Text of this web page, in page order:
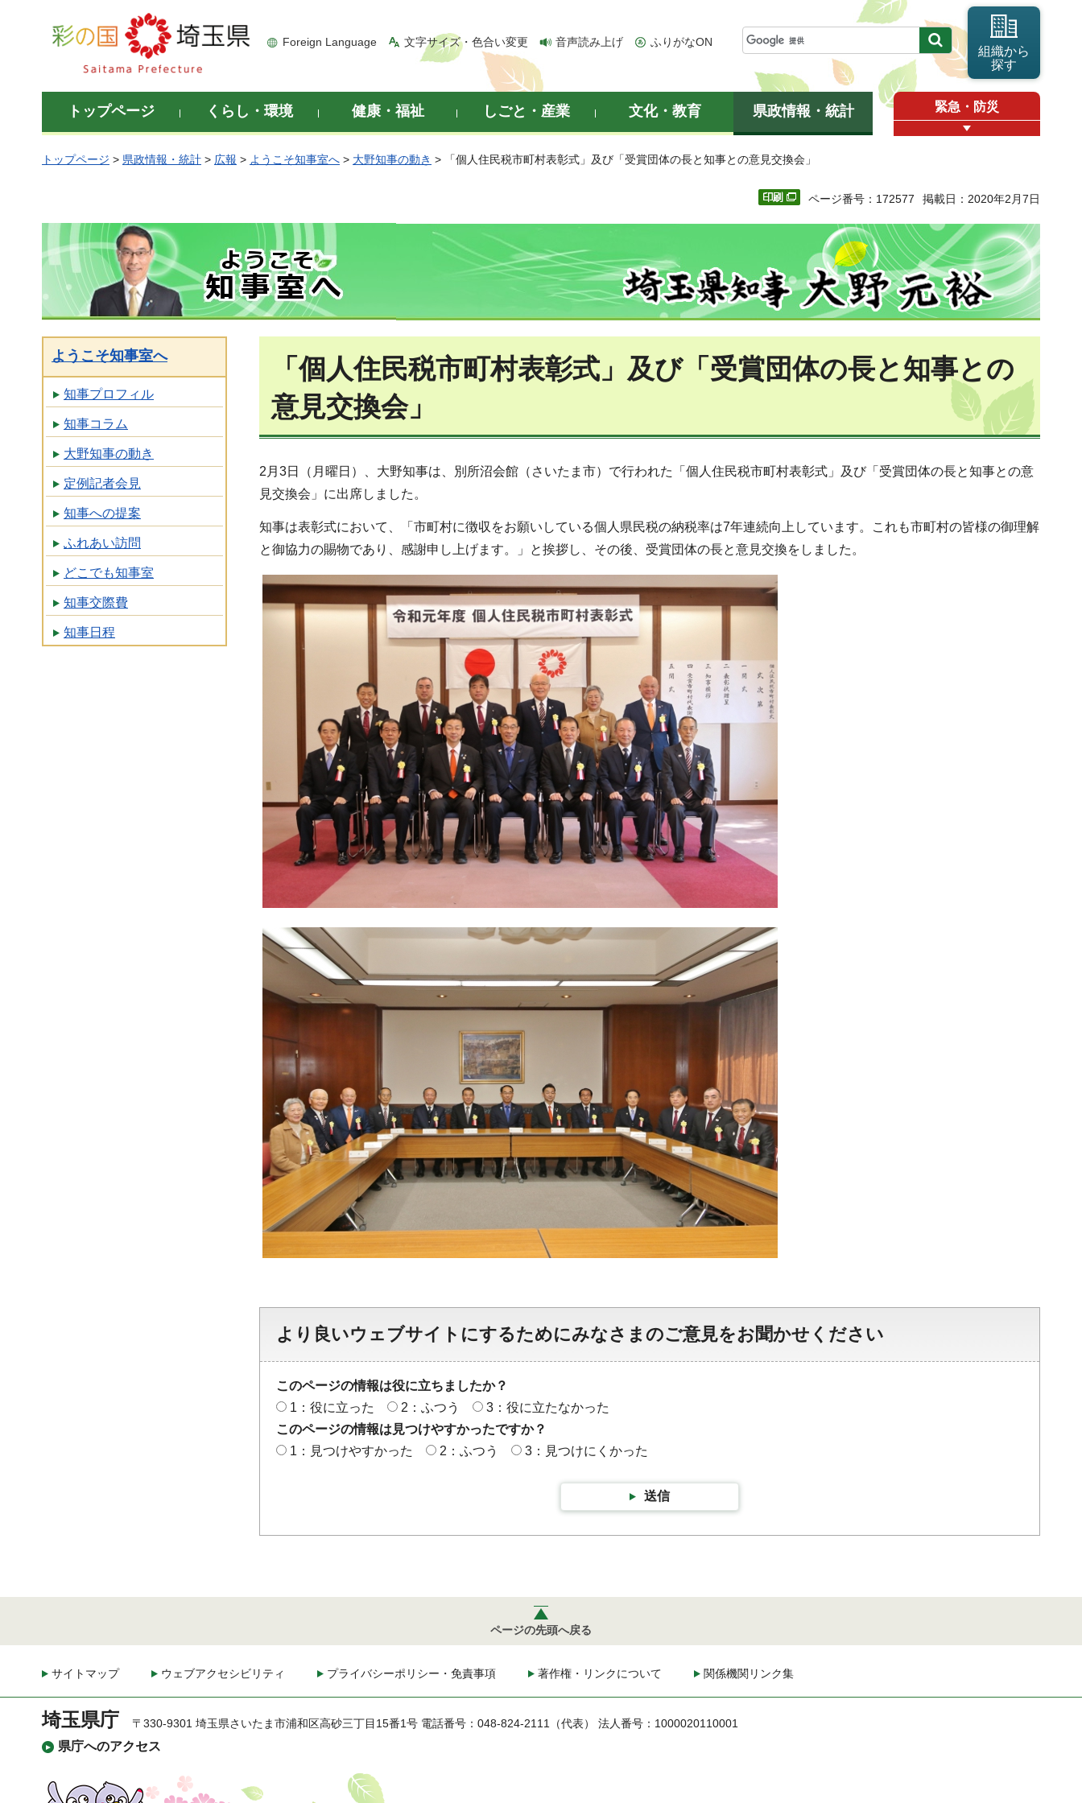
彩の国 埼玉県
Foreign Language 文字サイズ・色合い変更 音声読み上げ ふりがなON
組織から
探す
トップページ くらし・環境 健康・福祉 しごと・産業 文化・教育 県政情報・統計 緊急・防災
トップページ > 県政情報・統計 > 広報 > ようこそ知事室へ > 大野知事の動き > 「個人住民税市町村表彰式」及び「受賞団体の長と知事との意見交換会」
ページ番号：172577 掲載日：2020年2月7日
ようこそ知事室へ
知事プロフィル
知事コラム
大野知事の動き
定例記者会見
知事への提案
ふれあい訪問
どこでも知事室
知事交際費
知事日程
「個人住民税市町村表彰式」及び「受賞団体の長と知事との
意見交換会」
2月3日（月曜日）、大野知事は、別所沼会館（さいたま市）で行われた「個人住民税市町村表彰式」及び「受賞団体の長と知事との意
見交換会」に出席しました。
知事は表彰式において、「市町村に徴収をお願いしている個人県民税の納税率は7年連続向上しています。これも市町村の皆様の御理解
と御協力の賜物であり、感謝申し上げます。」と挨拶し、その後、受賞団体の長と意見交換をしました。
より良いウェブサイトにするためにみなさまのご意見をお聞かせください
このページの情報は役に立ちましたか？
1：役に立った
2：ふつう
3：役に立たなかった
このページの情報は見つけやすかったですか？
1：見つけやすかった
2：ふつう 3：見つけにくかった
送信
ページの先頭へ戻る
サイトマップ ウェブアクセシビリティ プライバシーポリシー・免責事項 著作権・リンクについて 関係機関リンク集
埼玉県庁
県庁へのアクセス
〒330-9301 埼玉県さいたま市浦和区高砂三丁目15番1号 電話番号：048-824-2111（代表） 法人番号：1000020110001